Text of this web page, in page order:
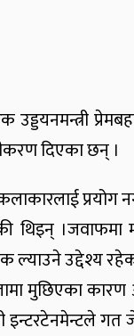
उड्डयनमन्त्री
दिएका छन् ।
कलाकारलाई
थिइन्
ल्याउने
मुछिएका
गत